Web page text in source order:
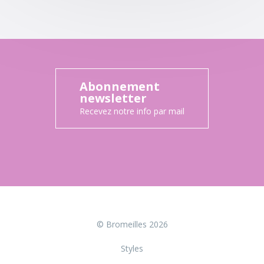
Abonnement
newsletter
Recevez notre info par mail
© Bromeilles 2026
Styles